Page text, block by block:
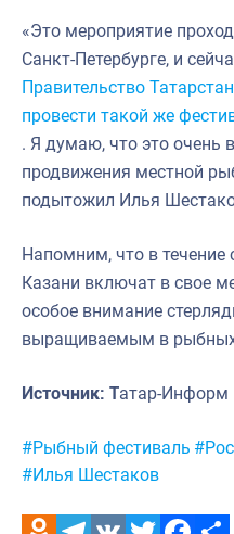
«Это мероприятие
Санкт-Петербурге, и
Правительство
провести такой же
. Я думаю, что это очень
продвижения местной
подытожил Илья
Напомним, что в течение
Казани включат в свое
особое внимание
выращиваемым в рыбных
Источник: Татар-Информ
Метки:
#Рыбный фестиваль
#Илья Шестаков